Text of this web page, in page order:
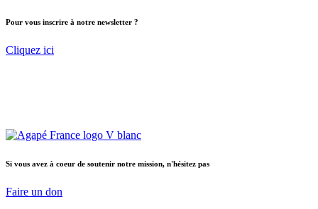
Pour vous inscrire à notre newsletter ?
Cliquez ici
Si vous avez à coeur de soutenir notre mission, n'hésitez pas
Faire un don